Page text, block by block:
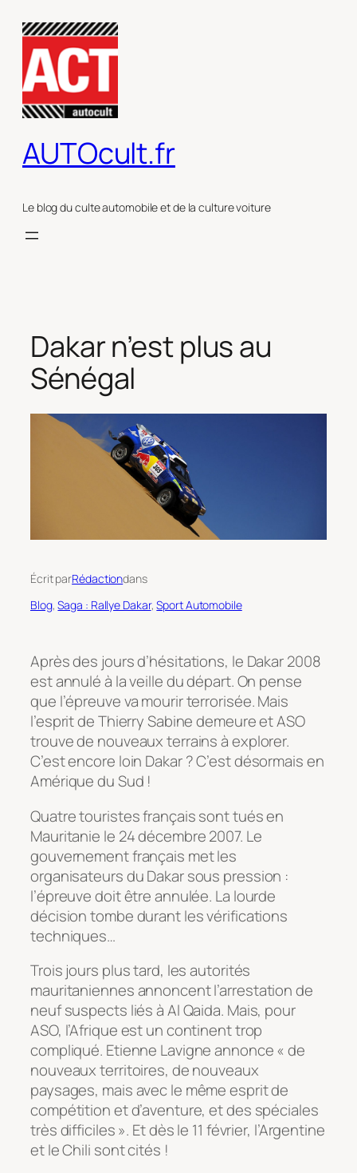
contenu
AUTOcult.fr
Le blog du culte automobile et de la culture voiture
Dakar n’est plus au
Sénégal
Écrit parRédactiondans
Blog, Saga : Rallye Dakar, Sport Automobile
Après des jours d’hésitations, le Dakar 2008
est annulé à la veille du départ. On pense
que l’épreuve va mourir terrorisée. Mais
l’esprit de Thierry Sabine demeure et ASO
trouve de nouveaux terrains à explorer.
C’est encore loin Dakar ? C’est désormais en
Amérique du Sud !
Quatre touristes français sont tués en
Mauritanie le 24 décembre 2007. Le
gouvernement français met les
organisateurs du Dakar sous pression :
l’épreuve doit être annulée. La lourde
décision tombe durant les vérifications
techniques…
Trois jours plus tard, les autorités
mauritaniennes annoncent l’arrestation de
neuf suspects liés à Al Qaida. Mais, pour
ASO, l’Afrique est un continent trop
compliqué. Etienne Lavigne annonce « de
nouveaux territoires, de nouveaux
paysages, mais avec le même esprit de
compétition et d’aventure, et des spéciales
très difficiles ». Et dès le 11 février, l’Argentine
et le Chili sont cités !